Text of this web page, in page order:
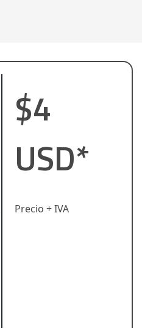
$4
USD*
Precio + IVA